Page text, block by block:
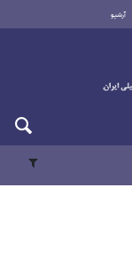
آرشیو